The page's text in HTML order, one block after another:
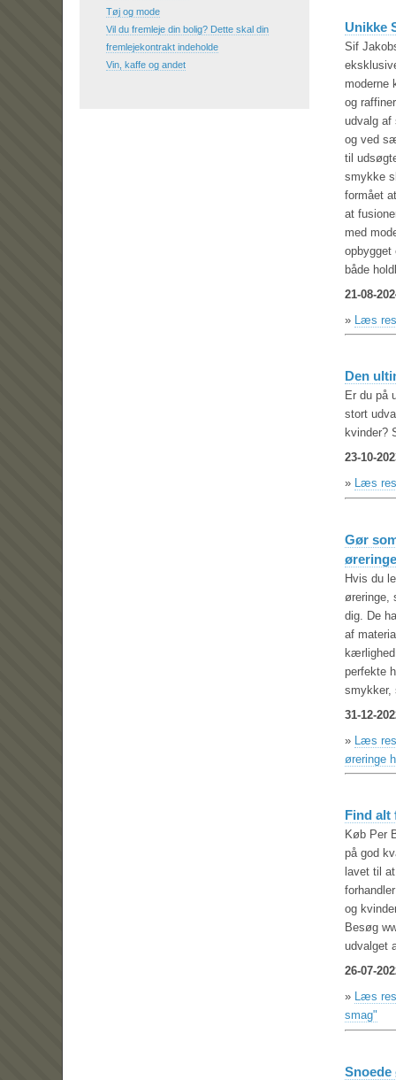
Unikke
Sif
moderne
og
udvalg af
og ved
til
smykke
formået
at
med
både
21-08-
» Læs
Den
Er du på
stort
kvinder?
23-10-
» Læs
Gør
Hvis du
øreringe,
dig. De
af
kærlighed
perfekte
smykker,
31-12-
» Læs
øreringe
Find alt
Køb Per
på god
lavet til
og
Besøg
udvalget
26-07-
» Læs
smag"
Snoede
Tøj og mode
Vil du fremleje din bolig? Dette skal din
fremlejekontrakt indeholde
Vin, kaffe og andet